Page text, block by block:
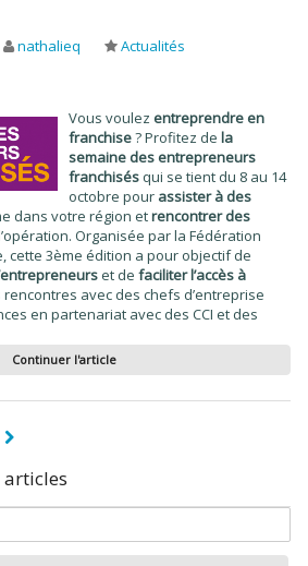
nathalieq Actualités
Vous voulez entreprendre en
franchise? Profitez de la
semaine des entrepreneurs
franchisésqui se tient du 8 au 14
octobre pour assister à des
dans votre région etrencontrer des
Organisée par la Fédération
cette 3ème édition a pour objectif de
et de faciliter l’accès à
rencontres avec des chefs d’entreprise
en partenariat avec des CCI et des
Continuer l'article
articles